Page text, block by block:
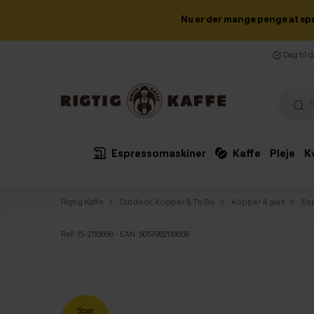
Nu er der mange penge at
Dag til
Espressomaskiner Kaffe Pleje
Rigtig Kaffe Outdoor, Kopper & To Go Kopper & glas
Ref: 15-2116668 - EAN: 5057982116668
Spar